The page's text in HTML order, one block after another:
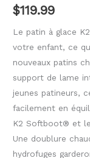
$119.99
Le patin à glace
votre enfant, ce
nouveaux patins
support de lame
jeunes patineurs,
facilement en
K2 Softboot® et
Une doublure
hydrofuges